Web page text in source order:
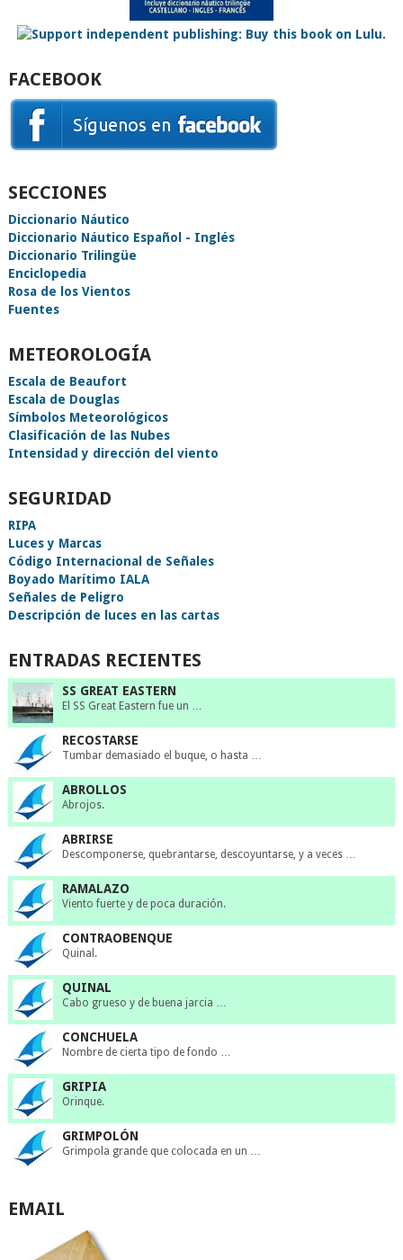
FACEBOOK
SECCIONES
Diccionario Náutico
Diccionario Náutico Español - Inglés
Diccionario Trilingüe
Enciclopedia
Rosa de los Vientos
Fuentes
METEOROLOGÍA
Escala de Beaufort
Escala de Douglas
Símbolos Meteorológicos
Clasificación de las Nubes
Intensidad y dirección del viento
SEGURIDAD
RIPA
Luces y Marcas
Código Internacional de Señales
Boyado Marítimo IALA
Señales de Peligro
Descripción de luces en las cartas
ENTRADAS RECIENTES
SS GREAT EASTERN
El SS Great Eastern fue un …
RECOSTARSE
Tumbar demasiado el buque, o hasta …
ABROLLOS
Abrojos.
ABRIRSE
Descomponerse, quebrantarse, descoyuntarse, y a veces …
RAMALAZO
Viento fuerte y de poca duración.
CONTRAOBENQUE
Quinal.
QUINAL
Cabo grueso y de buena jarcia …
CONCHUELA
Nombre de cierta tipo de fondo …
GRIPIA
Orinque.
GRIMPOLÓN
Grimpola grande que colocada en un …
EMAIL